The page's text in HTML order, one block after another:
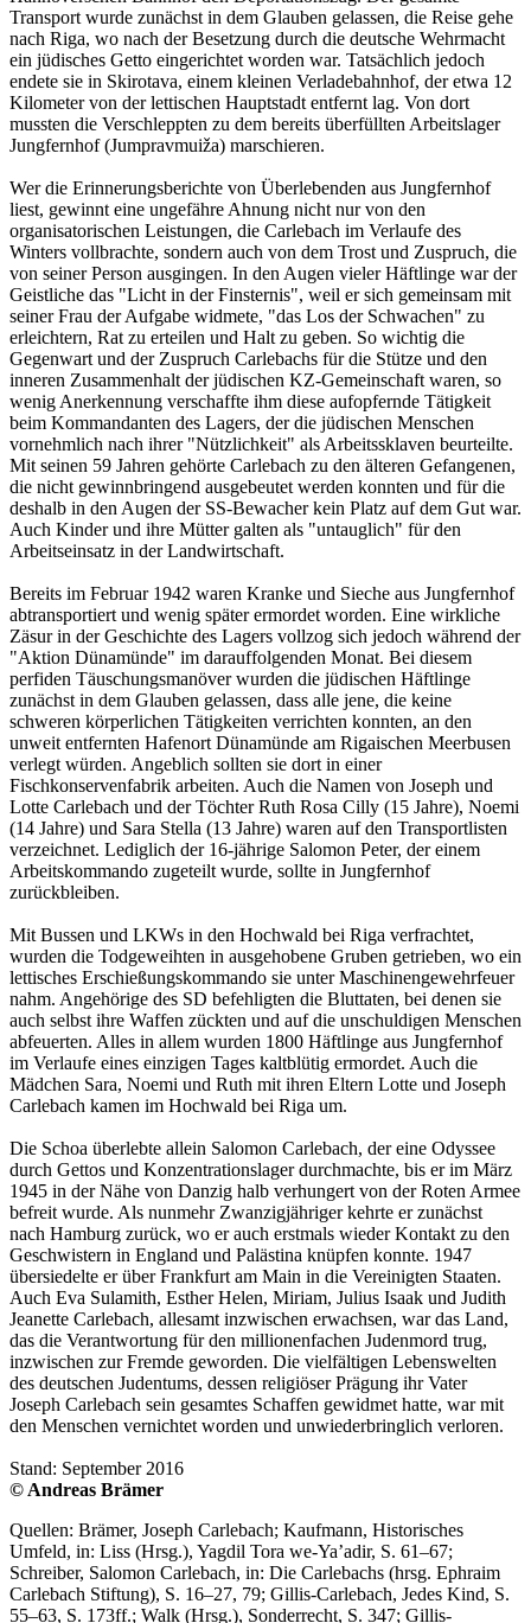
Transport wurde zunächst in dem Glauben gelassen, die Reise gehe
nach Riga, wo nach der Besetzung durch die deutsche Wehrmacht
ein jüdisches Getto eingerichtet worden war. Tatsächlich jedoch
endete sie in Skirotava, einem kleinen Verladebahnhof, der etwa 12
Kilometer von der lettischen Hauptstadt entfernt lag. Von dort
mussten die Verschleppten zu dem bereits überfüllten Arbeitslager
Jungfernhof (Jumpravmuiža) marschieren.
Wer die Erinnerungsberichte von Überlebenden aus Jungfernhof
liest, gewinnt eine ungefähre Ahnung nicht nur von den
organisatorischen Leistungen, die Carlebach im Verlaufe des
Winters vollbrachte, sondern auch von dem Trost und Zuspruch, die
von seiner Person ausgingen. In den Augen vieler Häftlinge war der
Geistliche das "Licht in der Finsternis", weil er sich gemeinsam mit
seiner Frau der Aufgabe widmete, "das Los der Schwachen" zu
erleichtern, Rat zu erteilen und Halt zu geben. So wichtig die
Gegenwart und der Zuspruch Carlebachs für die Stütze und den
inneren Zusammenhalt der jüdischen KZ-Gemeinschaft waren, so
wenig Anerkennung verschaffte ihm diese aufopfernde Tätigkeit
beim Kommandanten des Lagers, der die jüdischen Menschen
vornehmlich nach ihrer "Nützlichkeit" als Arbeitssklaven beurteilte.
Mit seinen 59 Jahren gehörte Carlebach zu den älteren Gefangenen,
die nicht gewinnbringend ausgebeutet werden konnten und für die
deshalb in den Augen der SS-Bewacher kein Platz auf dem Gut war.
Auch Kinder und ihre Mütter galten als "untauglich" für den
Arbeitseinsatz in der Landwirtschaft.
Bereits im Februar 1942 waren Kranke und Sieche aus Jungfernhof
abtransportiert und wenig später ermordet worden. Eine wirkliche
Zäsur in der Geschichte des Lagers vollzog sich jedoch während der
"Aktion Dünamünde" im darauffolgenden Monat. Bei diesem
perfiden Täuschungsmanöver wurden die jüdischen Häftlinge
zunächst in dem Glauben gelassen, dass alle jene, die keine
schweren körperlichen Tätigkeiten verrichten konnten, an den
unweit entfernten Hafenort Dünamünde am Rigaischen Meerbusen
verlegt würden. Angeblich sollten sie dort in einer
Fischkonservenfabrik arbeiten. Auch die Namen von Joseph und
Lotte Carlebach und der Töchter Ruth Rosa Cilly (15 Jahre), Noemi
(14 Jahre) und Sara Stella (13 Jahre) waren auf den Transportlisten
verzeichnet. Lediglich der 16-jährige Salomon Peter, der einem
Arbeitskommando zugeteilt wurde, sollte in Jungfernhof
zurückbleiben.
Mit Bussen und LKWs in den Hochwald bei Riga verfrachtet,
wurden die Todgeweihten in ausgehobene Gruben getrieben, wo ein
lettisches Erschießungskommando sie unter Maschinengewehrfeuer
nahm. Angehörige des SD befehligten die Bluttaten, bei denen sie
auch selbst ihre Waffen zückten und auf die unschuldigen Menschen
abfeuerten. Alles in allem wurden 1800 Häftlinge aus Jungfernhof
im Verlaufe eines einzigen Tages kaltblütig ermordet. Auch die
Mädchen Sara, Noemi und Ruth mit ihren Eltern Lotte und Joseph
Carlebach kamen im Hochwald bei Riga um.
Die Schoa überlebte allein Salomon Carlebach, der eine Odyssee
durch Gettos und Konzentrationslager durchmachte, bis er im März
1945 in der Nähe von Danzig halb verhungert von der Roten Armee
befreit wurde. Als nunmehr Zwanzigjähriger kehrte er zunächst
nach Hamburg zurück, wo er auch erstmals wieder Kontakt zu den
Geschwistern in England und Palästina knüpfen konnte. 1947
übersiedelte er über Frankfurt am Main in die Vereinigten Staaten.
Auch Eva Sulamith, Esther Helen, Miriam, Julius Isaak und Judith
Jeanette Carlebach, allesamt inzwischen erwachsen, war das Land,
das die Verantwortung für den millionenfachen Judenmord trug,
inzwischen zur Fremde geworden. Die vielfältigen Lebenswelten
des deutschen Judentums, dessen religiöser Prägung ihr Vater
Joseph Carlebach sein gesamtes Schaffen gewidmet hatte, war mit
den Menschen vernichtet worden und unwiederbringlich verloren.
Stand: September 2016
© Andreas Brämer
Quellen: Brämer, Joseph Carlebach; Kaufmann, Historisches
Umfeld, in: Liss (Hrsg.), Yagdil Tora we-Ya’adir, S. 61–67;
Schreiber, Salomon Carlebach, in: Die Carlebachs (hrsg. Ephraim
Carlebach Stiftung), S. 16–27, 79; Gillis-Carlebach, Jedes Kind, S.
55–63, S. 173ff.; Walk (Hrsg.), Sonderrecht, S. 347; Gillis-